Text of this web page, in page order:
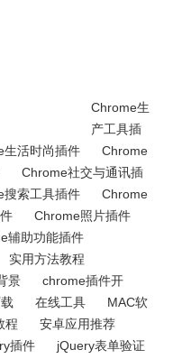
Chrome生
产工具插
生活时尚插件
Chrome
Chrome社交与通讯插
搜索工具插件
Chrome
Chrome照片插件
辅助功能插件
实用方法教程
景
chrome插件开
在线工具
MAC软
程
安卓应用推荐
插件
jQuery表单验证